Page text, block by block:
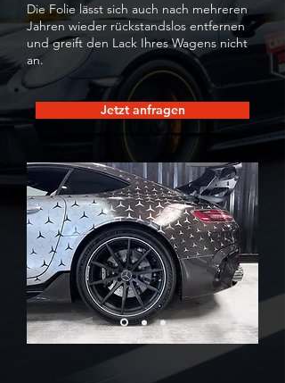
Die Folie lässt sich auch nach mehreren
Jahren wieder rückstandslos entfernen
und greift den Lack Ihres Wagens nicht
an.
Jetzt anfragen